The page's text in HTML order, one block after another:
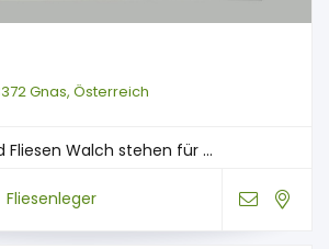
Gnas, Österreich
Fliesen Walch stehen für ...
Fliesenleger